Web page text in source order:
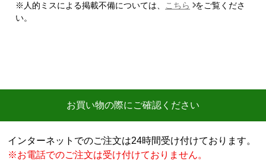
【注文からどのくらいで届きましたか？】
商品価格は安く、工事費で稼ぐ形。
い。
※人的ミスによる掲載不備については、 こちら
をご覧くださ
い。
お買い物の際にご確認ください
インターネットでのご注文は24時間受け付けております。
※お電話でのご注文は受け付けておりません。